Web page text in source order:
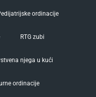
ordinacije
RTG zubi
njega u kući
ordinacije